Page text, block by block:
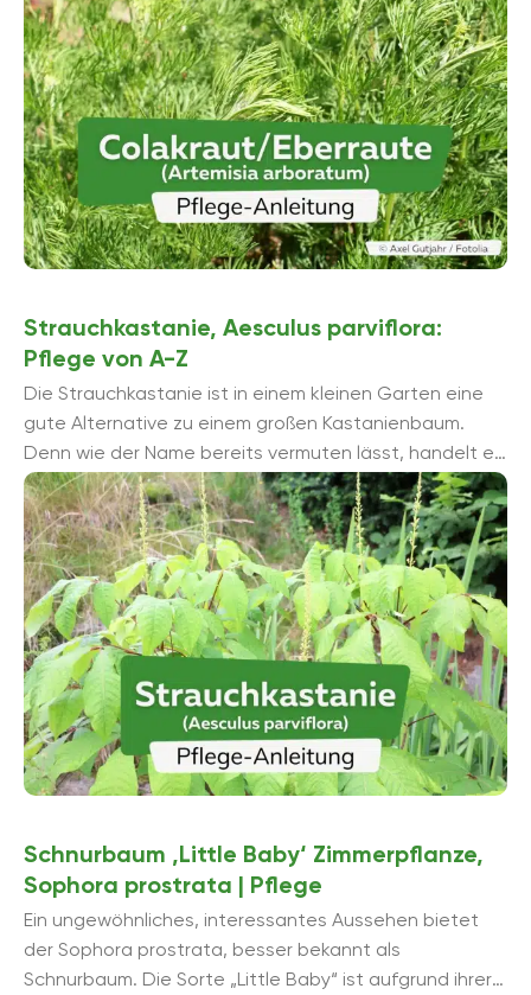
Strauchkastanie, Aesculus parviflora:
Pflege von A-Z
Die Strauchkastanie ist in einem kleinen Garten eine
gute Alternative zu einem großen Kastanienbaum.
Denn wie der Name bereits vermuten lässt, handelt es
sich um ein Strauchgewächs. ...
Schnurbaum ‚Little Baby‘ Zimmerpflanze,
Sophora prostrata | Pflege
Ein ungewöhnliches, interessantes Aussehen bietet
der Sophora prostrata, besser bekannt als
Schnurbaum. Die Sorte „Little Baby“ ist aufgrund ihrer